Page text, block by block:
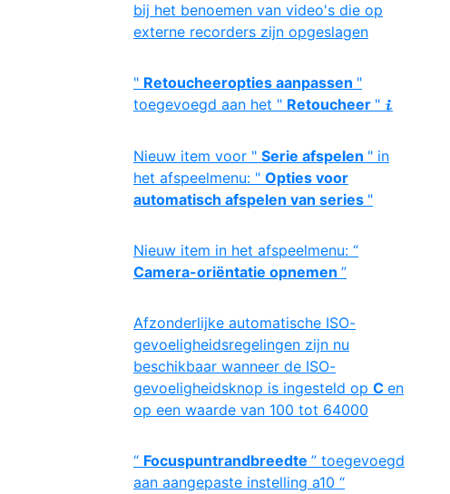
bij het benoemen van video's die op
externe recorders zijn opgeslagen
" Retoucheeropties aanpassen "
toegevoegd aan het " Retoucheer " i
Nieuw item voor " Serie afspelen " in
het afspeelmenu: " Opties voor
automatisch afspelen van series "
Nieuw item in het afspeelmenu: “
Camera-oriëntatie opnemen ”
Afzonderlijke automatische ISO-
gevoeligheidsregelingen zijn nu
beschikbaar wanneer de ISO-
gevoeligheidsknop is ingesteld op C en
op een waarde van 100 tot 64000
“ Focuspuntrandbreedte ” toegevoegd
aan aangepaste instelling a10 “